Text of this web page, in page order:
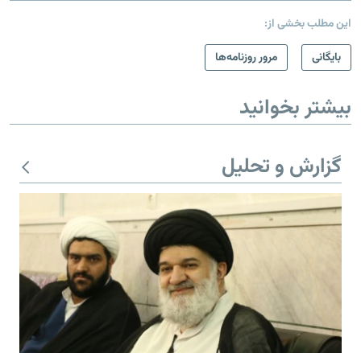
این مطلب بخشی از:
بایگانی
مرور روزنامه‌ها
بیشتر بخوانید
گزارش و تحلیل